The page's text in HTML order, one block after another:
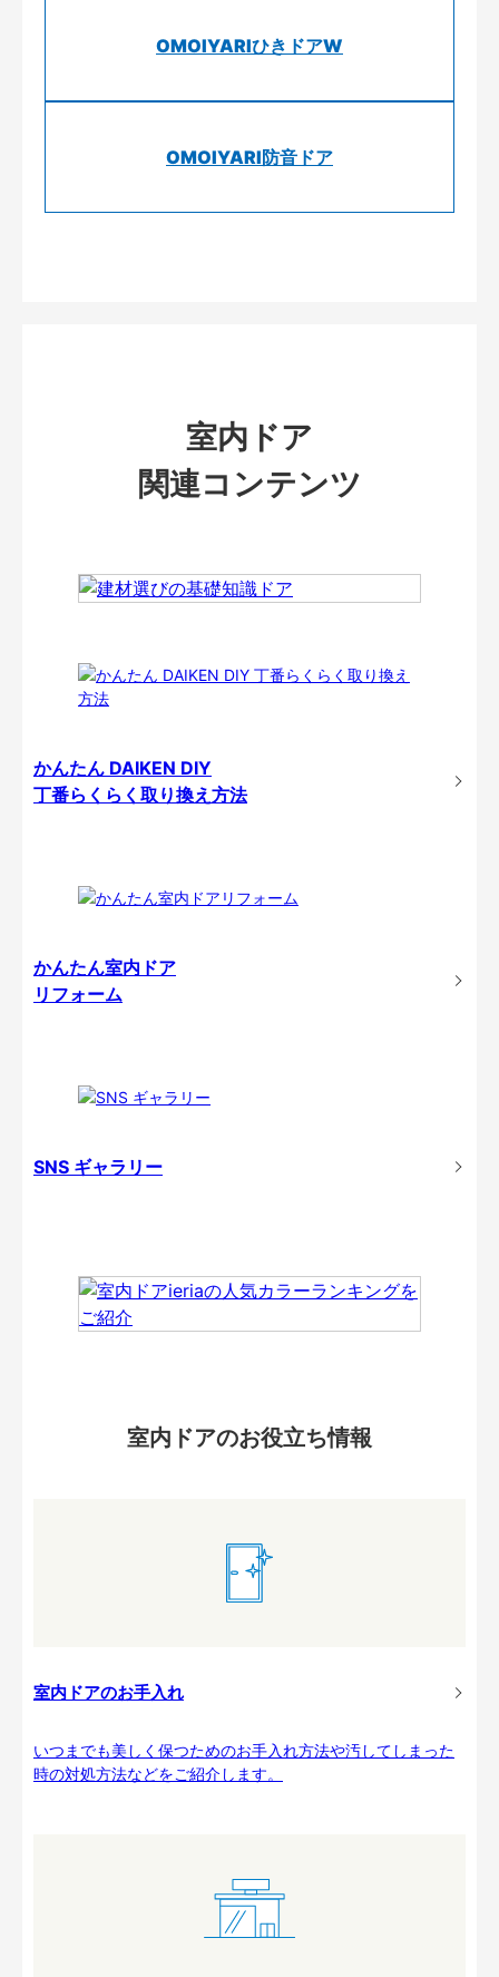
OMOIYARIひきドアW
OMOIYARI防音ドア
室内ドア
関連コンテンツ
かんたん DAIKEN DIY
丁番らくらく取り換え方法
かんたん室内ドア
リフォーム
SNS ギャラリー
室内ドアのお役立ち情報
室内ドアのお手入れ
いつまでも美しく保つためのお手入れ方法や汚してしまった
時の対処方法などをご紹介します。